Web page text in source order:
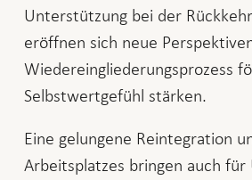
Unterstützung bei der
eröffnen sich neue
Wiedereingliederungsprozess
Selbstwertgefühl stärken.
Eine gelungene Reintegration
Arbeitsplatzes bringen auch